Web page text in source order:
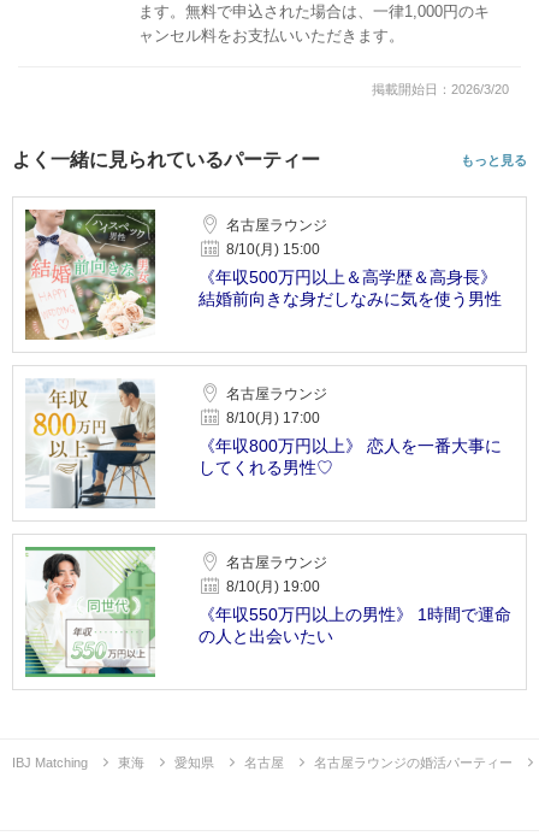
ます。無料で申込された場合は、一律1,000円のキ
ャンセル料をお支払いいただきます。
掲載開始日：2026/3/20
よく一緒に見られているパーティー もっと見る
名古屋ラウンジ
8/10(月) 15:00
《年収500万円以上＆高学歴＆高身長》
結婚前向きな身だしなみに気を使う男性
名古屋ラウンジ
8/10(月) 17:00
《年収800万円以上》 恋人を一番大事に
してくれる男性♡
名古屋ラウンジ
8/10(月) 19:00
《年収550万円以上の男性》 1時間で運命
の人と出会いたい
IBJ Matching 東海 愛知県 名古屋 名古屋ラウンジの婚活パーティー